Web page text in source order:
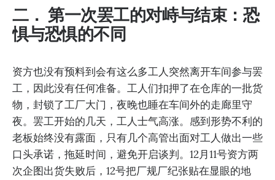
二． 第一次罢工的对峙与结束：恐
惧与恐惧的不同
资方也没有预料到会有这么多工人突然离开车间参与罢
工，因此没有任何准备。工人们扣押了在仓库的一批货
物，封锁了工厂大门，夜晚也睡在车间外的走廊里守
夜。罢工开始的几天，工人士气高涨。感到形势不利的
老板始终没有露面，只有几个高管出面对工人做出一些
口头承诺，拖延时间，避免开启谈判。12月11号资方两
次企图出货失败后，12号把厂规厂纪张贴在显眼的地